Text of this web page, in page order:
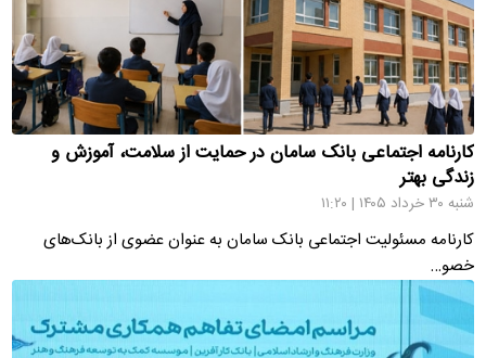
کارنامه اجتماعی بانک سامان در حمایت از سلامت، آموزش و
زندگی بهتر
شنبه ۳۰ خرداد ۱۴۰۵ | ۱۱:۲۰
کارنامه مسئولیت اجتماعی بانک سامان به عنوان عضوی از بانک‌های
خصو…